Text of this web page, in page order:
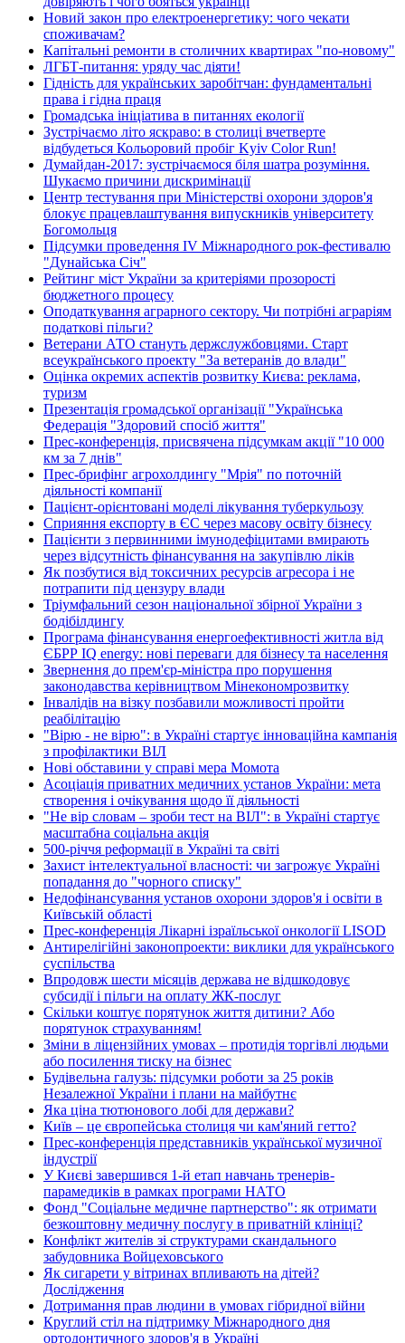
Новий закон про електроенергетику: чого чекати
споживачам?
Капітальні ремонти в столичних квартирах "по-новому"
ЛГБТ-питання: уряду час діяти!
Гідність для українських заробітчан: фундаментальні
права і гідна праця
Громадська ініціатива в питаннях екології
Зустрічаємо літо яскраво: в столиці вчетверте
відбудеться Кольоровий пробіг Kyiv Color Run!
Думайдан-2017: зустрічаємося біля шатра розуміння.
Шукаємо причини дискримінації
Центр тестування при Міністерстві охорони здоров'я
блокує працевлаштування випускників університету
Богомольця
Підсумки проведення IV Міжнародного рок-фестивалю
"Дунайська Січ"
Рейтинг міст України за критеріями прозорості
бюджетного процесу
Оподаткування аграрного сектору. Чи потрібні аграріям
податкові пільги?
Ветерани АТО стануть держслужбовцями. Старт
всеукраїнського проекту "За ветеранів до влади"
Оцінка окремих аспектів розвитку Києва: реклама,
туризм
Презентація громадської організації "Українська
Федерація "Здоровий спосіб життя"
Прес-конференція, присвячена підсумкам акції "10 000
км за 7 днів"
Прес-брифінг агрохолдингу "Мрія" по поточній
діяльності компанії
Пацієнт-орієнтовані моделі лікування туберкульозу
Сприяння експорту в ЄС через масову освіту бізнесу
Пацієнти з первинними імунодефіцитами вмирають
через відсутність фінансування на закупівлю ліків
Як позбутися від токсичних ресурсів агресора і не
потрапити під цензуру влади
Тріумфальний сезон національної збірної України з
бодібілдингу
Програма фінансування енергоефективності житла від
ЄБРР IQ energy: нові переваги для бізнесу та населення
Звернення до прем'єр-міністра про порушення
законодавства керівництвом Мінекономрозвитку
Інвалідів на візку позбавили можливості пройти
реабілітацію
"Вірю - не вірю": в Україні стартує інноваційна кампанія
з профілактики ВІЛ
Нові обставини у справі мера Момота
Асоціація приватних медичних установ України: мета
створення і очікування щодо її діяльності
"Не вір словам – зроби тест на ВІЛ": в Україні стартує
масштабна соціальна акція
500-річчя реформації в Україні та світі
Захист інтелектуальної власності: чи загрожує Україні
попадання до "чорного списку"
Недофінансування установ охорони здоров'я і освіти в
Київській області
Прес-конференція Лікарні ізраїльської онкології LISOD
Антирелігійні законопроекти: виклики для українського
суспільства
Впродовж шести місяців держава не відшкодовує
субсидії і пільги на оплату ЖК-послуг
Скільки коштує порятунок життя дитини? Або
порятунок страхуванням!
Зміни в ліцензійних умовах – протидія торгівлі людьми
або посилення тиску на бізнес
Будівельна галузь: підсумки роботи за 25 років
Незалежної України і плани на майбутнє
Яка ціна тютюнового лобі для держави?
Київ – це європейська столиця чи кам'яний гетто?
Прес-конференція представників української музичної
індустрії
У Києві завершився 1-й етап навчань тренерів-
парамедиків в рамках програми НАТО
Фонд "Соціальне медичне партнерство": як отримати
безкоштовну медичну послугу в приватній клініці?
Конфлікт жителів зі структурами скандального
забудовника Войцеховського
Як сигарети у вітринах впливають на дітей?
Дослідження
Дотримання прав людини в умовах гібридної війни
Круглий стіл на підтримку Міжнародного дня
ортодонтичного здоров'я в Україні